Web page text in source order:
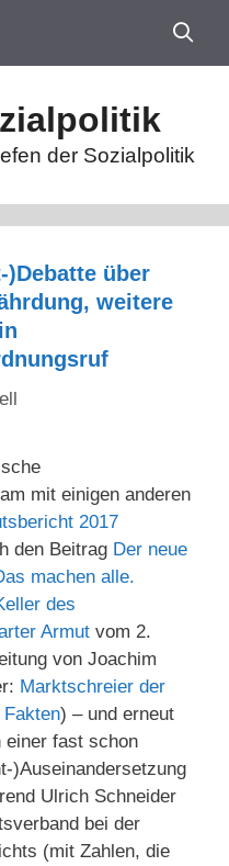
der Sozialpolitik
über
weitere
mit einigen anderen
2017
den Beitrag Der neue
machen alle.
des
Armut vom 2.
von Joachim
Marktschreier der
) – und erneut
einer fast schon
)Auseinandersetzung
Ulrich Schneider
bei der
(mit Zahlen, die